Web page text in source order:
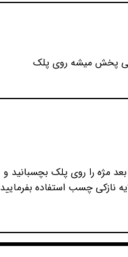
پخش میشه روی پلک
مژه را روی پلک بچسبانید و
نازکی چسب استفاده بفرمایید